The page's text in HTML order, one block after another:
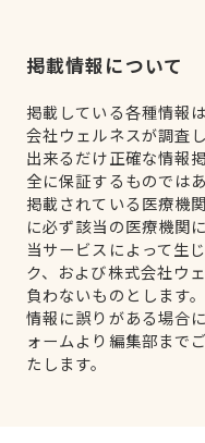
掲載情報について
掲載している各種情報
会社ウェルネスが調査
出来るだけ正確な情報
全に保証するものでは
掲載されている医療機
に必ず該当の医療機関
当サービスによって生
ク、および株式会社ウ
負わないものとします。
情報に誤りがある場合
ォームより編集部まで
たします。